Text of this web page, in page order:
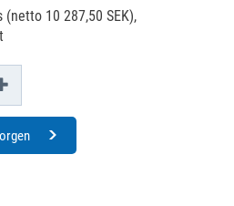
(netto 10 287,50 SEK),